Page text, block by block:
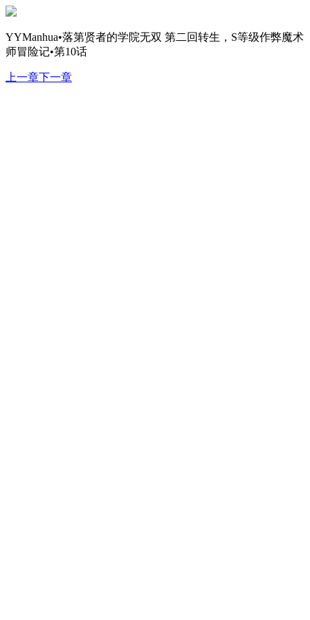
YYManhua•落第贤者的学院无双 第二回转生，S等级作弊魔术
师冒险记•第10话
上一章下一章